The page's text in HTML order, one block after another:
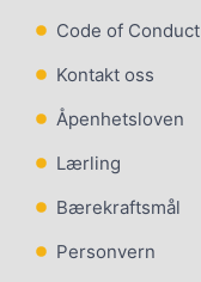
Code of Conduct
Kontakt oss
Åpenhetsloven
Lærling
Bærekraftsmål
Personvern